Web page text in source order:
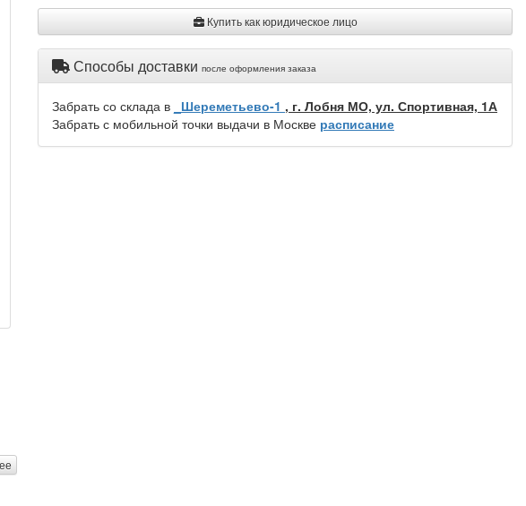
Купить как юридическое лицо
Способы доставки после оформления заказа
Забрать со склада в _Шереметьево-1 , г. Лобня МО, ул. Спортивная, 1А
Забрать с мобильной точки выдачи в Москве расписание